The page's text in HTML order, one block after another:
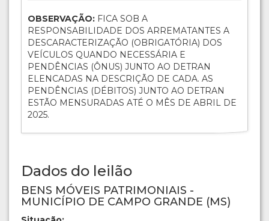
OBSERVAÇÃO: FICA SOB A
RESPONSABILIDADE DOS ARREMATANTES A
DESCARACTERIZAÇÃO (OBRIGATÓRIA) DOS
VEÍCULOS QUANDO NECESSÁRIA E
PENDÊNCIAS (ÔNUS) JUNTO AO DETRAN
ELENCADAS NA DESCRIÇÃO DE CADA. AS
PENDÊNCIAS (DÉBITOS) JUNTO AO DETRAN
ESTÃO MENSURADAS ATÉ O MÊS DE ABRIL DE
2025.
Dados do leilão
BENS MÓVEIS PATRIMONIAIS -
MUNICÍPIO DE CAMPO GRANDE (MS)